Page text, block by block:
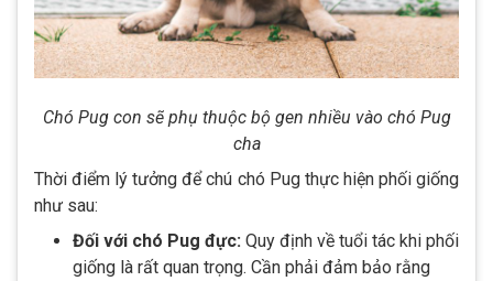
Chó Pug con sẽ phụ thuộc bộ gen nhiều vào chó Pug
cha
Thời điểm lý tưởng để chú chó Pug thực hiện phối giống
như sau:
Đối với chó Pug đực: Quy định về tuổi tác khi phối
giống là rất quan trọng. Cần phải đảm bảo rằng